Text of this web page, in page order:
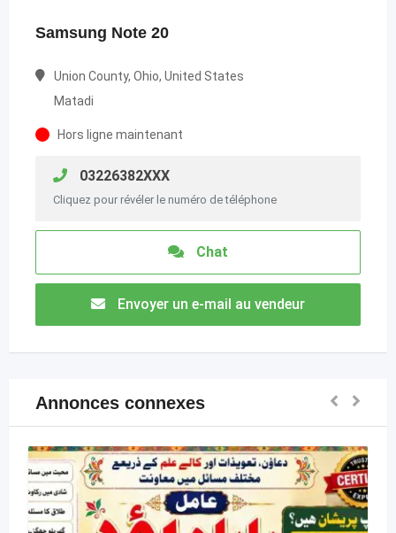
Samsung Note 20
Union County, Ohio, United States
Matadi
Hors ligne maintenant
03226382XXX
Cliquez pour révéler le numéro de téléphone
Chat
Envoyer un e-mail au vendeur
Annonces connexes